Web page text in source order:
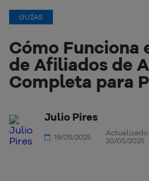
GUÍAS
Cómo Funciona
de Afiliados de
Completa para
Julio Pires
19/05/2025
Actualizado
20/05/2025